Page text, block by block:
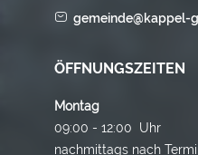
gemeinde@kappel-
ÖFFNUNGSZEITEN
Montag
09:00 - 12:00 Uhr
nachmittags nach